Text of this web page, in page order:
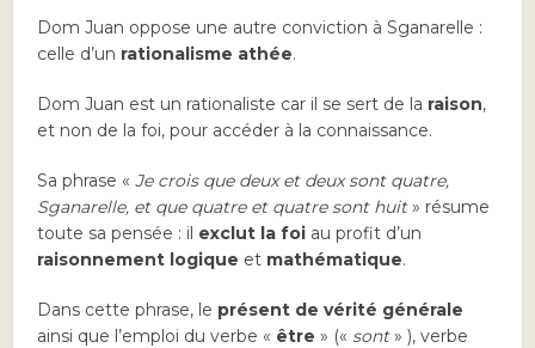
Dom Juan oppose une autre conviction à Sganarelle :
celle d’un rationalisme athée.
Dom Juan est un rationaliste car il se sert de la raison,
et non de la foi, pour accéder à la connaissance.
Sa phrase «Je crois que deux et deux sont quatre,
Sganarelle, et que quatre et quatre sont huit» résume
toute sa pensée : il exclut la foi au profit d’un
raisonnement logique et mathématique.
Dans cette phrase, le présent de vérité générale
ainsi que l’emploi du verbe « être» (« sont» ), verbe